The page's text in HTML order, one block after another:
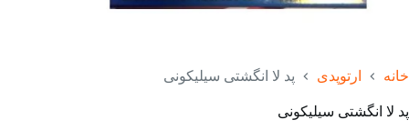
خانه ارتوپدی پد لا انگشتی سیلیکونی
پد لا انگشتی سیلیکونی